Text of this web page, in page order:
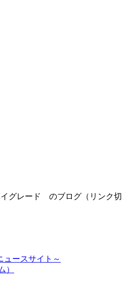
グレード のブログ（リンク切
ュースサイト～
）